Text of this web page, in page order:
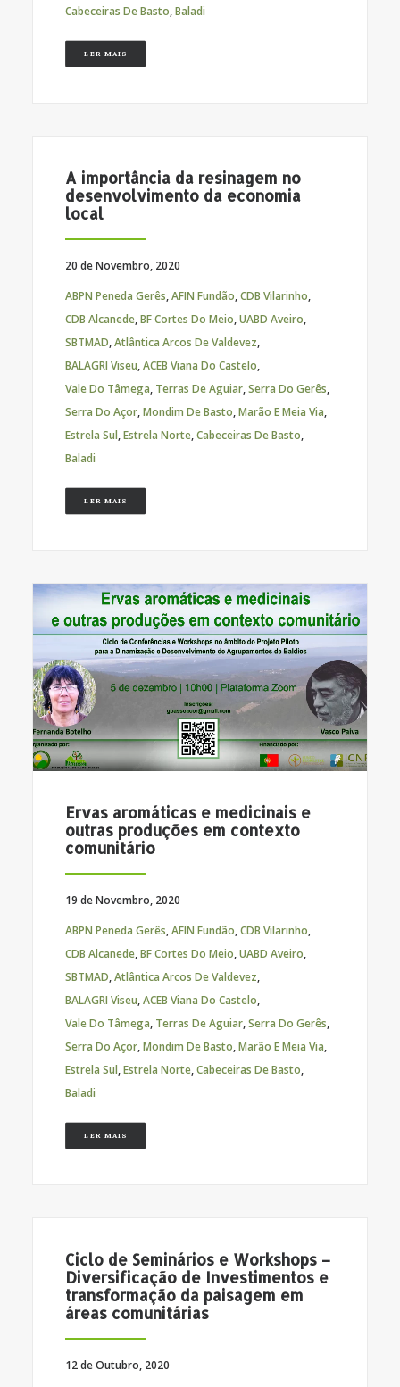
Cabeceiras De Basto,Baladi
LER MAIS
A importância da resinagem no
desenvolvimento da economia
local
20 de Novembro, 2020
ABPN Peneda Gerês,AFIN Fundão,CDB Vilarinho,
CDB Alcanede,BF Cortes Do Meio,UABD Aveiro,
SBTMAD,Atlântica Arcos De Valdevez,
BALAGRI Viseu,ACEB Viana Do Castelo,
Vale Do Tâmega, Terras De Aguiar,Serra Do Gerês,
Serra Do Açor,Mondim De Basto,Marão E Meia Via,
Estrela Sul,Estrela Norte,Cabeceiras De Basto,
Baladi
LER MAIS
Ervas aromáticas e medicinais e
outras produções em contexto
comunitário
19 de Novembro, 2020
ABPN Peneda Gerês,AFIN Fundão,CDB Vilarinho,
CDB Alcanede,BF Cortes Do Meio,UABD Aveiro,
SBTMAD,Atlântica Arcos De Valdevez,
BALAGRI Viseu,ACEB Viana Do Castelo,
Vale Do Tâmega, Terras De Aguiar,Serra Do Gerês,
Serra Do Açor,Mondim De Basto,Marão E Meia Via,
Estrela Sul,Estrela Norte,Cabeceiras De Basto,
Baladi
LER MAIS
Ciclo de Seminários e Workshops –
Diversificação de Investimentos e
transformação da paisagem em
áreas comunitárias
12 de Outubro, 2020